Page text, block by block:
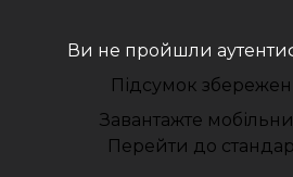
Ви не пройшли
Підсумок
Завантажте
Перейти до